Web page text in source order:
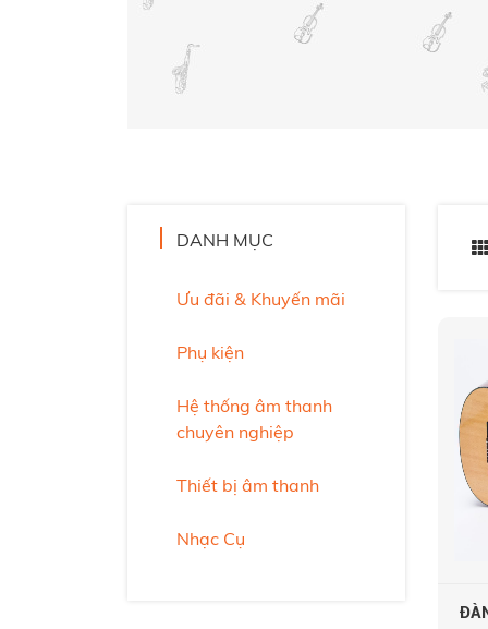
DANH MỤC
Ưu đãi & Khuyến mãi
Phụ kiện
Hệ thống âm thanh
chuyên nghiệp
Thiết bị âm thanh
Nhạc Cụ